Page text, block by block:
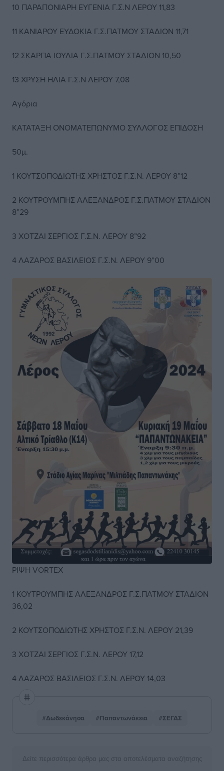
10 ΠΑΡΑΠΟΝΙΑΡΗ ΕΥΓΕΝΙΑ Γ.Σ.Ν ΛΕΡΟΥ 11,83
11 ΚΑΝΙΑΡΟΥ ΕΥΔΟΚΙΑ Γ.Σ.ΠΑΤΜΟΥ ΣΤΑΔΙΟΝ 11,71
12 ΣΚΑΡΠΑ ΙΟΥΛΙΑ Γ.Σ.ΠΑΤΜΟΥ ΣΤΑΔΙΟΝ 10,50
13 ΧΡΥΣΗ ΗΛΙΑ Γ.Σ.Ν ΛΕΡΟΥ 7,08
Αγόρια
ΚΑΤΑΤΑΞΗ ΟΝΟΜΑΤΕΠΩΝΥΜΟ ΣΥΛΛΟΓΟΣ ΕΠΙΔΟΣΗ
50μ.
1 ΚΟΥΤΣΟΠΟΔΙΩΤΗΣ ΧΡΗΣΤΟΣ Γ.Σ.Ν. ΛΕΡΟΥ 8”12
2 ΚΟΥΤΡΟΥΜΠΗΣ ΑΛΕΞΑΝΔΡΟΣ Γ.Σ.ΠΑΤΜΟΥ ΣΤΑΔΙΟΝ
8”29
3 ΧΟΤΖΑΙ ΣΕΡΓΙΟΣ Γ.Σ.Ν. ΛΕΡΟΥ 8”92
4 ΛΑΖΑΡΟΣ ΒΑΣΙΛΕΙΟΣ Γ.Σ.Ν. ΛΕΡΟΥ 9”00
ΡΙΨΗ VORTEX
1 ΚΟΥΤΡΟΥΜΠΗΣ ΑΛΕΞΑΝΔΡΟΣ Γ.Σ.ΠΑΤΜΟΥ ΣΤΑΔΙΟΝ
36,02
2 ΚΟΥΤΣΟΠΟΔΙΩΤΗΣ ΧΡΗΣΤΟΣ Γ.Σ.Ν. ΛΕΡΟΥ 21,39
3 ΧΟΤΖΑΙ ΣΕΡΓΙΟΣ Γ.Σ.Ν. ΛΕΡΟΥ 17,12
4 ΛΑΖΑΡΟΣ ΒΑΣΙΛΕΙΟΣ Γ.Σ.Ν. ΛΕΡΟΥ 14,03
#Δωδεκάνησα #Παπαντωνάκεια #ΣΕΓΑΣ
Δείτε περισσότερα άρθρα μας στα αποτελέσματα αναζήτησης